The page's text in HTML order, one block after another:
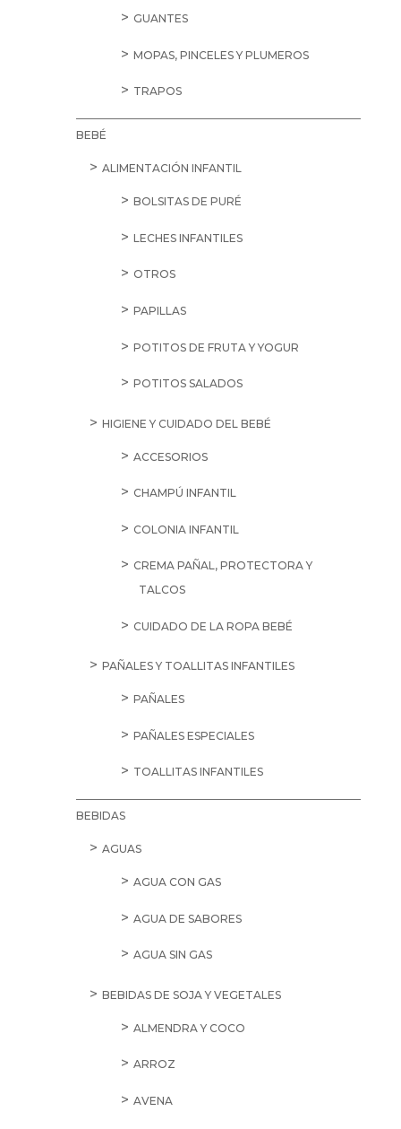
GUANTES
MOPAS, PINCELES Y PLUMEROS
TRAPOS
BEBÉ
ALIMENTACIÓN INFANTIL
BOLSITAS DE PURÉ
LECHES INFANTILES
OTROS
PAPILLAS
POTITOS DE FRUTA Y YOGUR
POTITOS SALADOS
HIGIENE Y CUIDADO DEL BEBÉ
ACCESORIOS
CHAMPÚ INFANTIL
COLONIA INFANTIL
CREMA PAÑAL, PROTECTORA Y
TALCOS
CUIDADO DE LA ROPA BEBÉ
PAÑALES Y TOALLITAS INFANTILES
PAÑALES
PAÑALES ESPECIALES
TOALLITAS INFANTILES
BEBIDAS
AGUAS
AGUA CON GAS
AGUA DE SABORES
AGUA SIN GAS
BEBIDAS DE SOJA Y VEGETALES
ALMENDRA Y COCO
ARROZ
AVENA